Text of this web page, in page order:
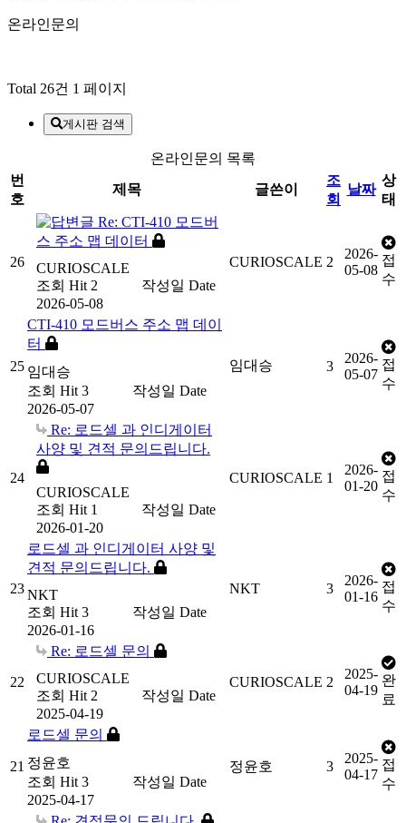
온라인문의
Total 26건 1 페이지
게시판 검색
온라인문의 목록
번
호
제목 글쓴이
조
회
날짜
상
태
26
Re: CTI-410 모드버
스 주소 맵 데이터
CURIOSCALE
조회 Hit 2 작성일 Date
2026-05-08
CURIOSCALE 2
2026-
05-08
접
수
25
CTI-410 모드버스 주소 맵 데이
터
임대승
조회 Hit 3 작성일 Date
2026-05-07
임대승 3
2026-
05-07
접
수
24
Re: 로드셀 과 인디게이터
사양 및 견적 문의드립니다.
CURIOSCALE
조회 Hit 1 작성일 Date
2026-01-20
CURIOSCALE 1
2026-
01-20
접
수
23
로드셀 과 인디게이터 사양 및
견적 문의드립니다.
NKT
조회 Hit 3 작성일 Date
2026-01-16
NKT 3
2026-
01-16
접
수
22
Re: 로드셀 문의
CURIOSCALE
조회 Hit 2 작성일 Date
2025-04-19
CURIOSCALE 2
2025-
04-19
완
료
21
로드셀 문의
정윤호
조회 Hit 3 작성일 Date
2025-04-17
정윤호 3
2025-
04-17
접
수